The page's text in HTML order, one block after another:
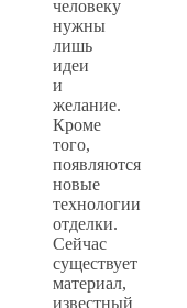
человеку
нужны
лишь
идеи
и
желание.
Кроме
того,
появляются
новые
технологии
отделки.
Сейчас
существует
материал,
известный